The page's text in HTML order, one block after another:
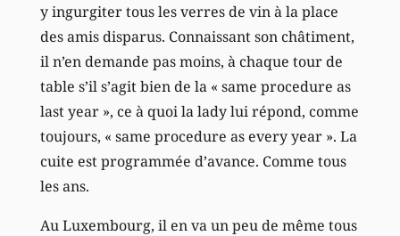
y ingurgiter tous les verres de vin à la place
des amis disparus. Connaissant son châtiment,
il n’en demande pas moins, à chaque tour de
table s’il s’agit bien de la « same procedure as
last year », ce à quoi la lady lui répond, comme
toujours, « same procedure as every year ». La
cuite est programmée d’avance. Comme tous
les ans.
Au Luxembourg, il en va un peu de même tous